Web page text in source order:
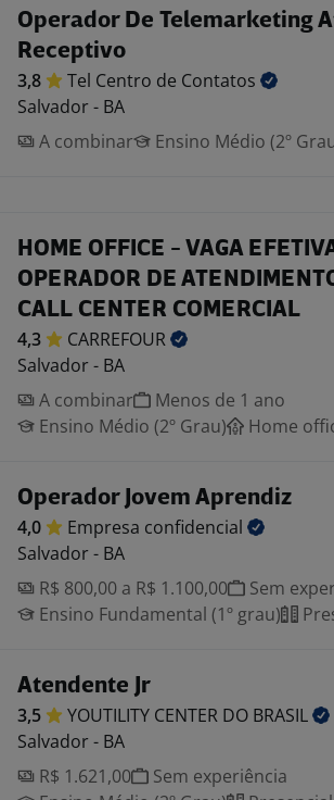
Operador De Telemarketing
Receptivo
3,8 Tel Centro de Contatos
Salvador - BA
A combinar
Ensino Médio (2º
HOME OFFICE - VAGA
OPERADOR DE
CALL CENTER COMERCIAL
4,3
CARREFOUR
Salvador - BA
A combinar
Menos de 1 ano
Ensino Médio (2º Grau)
Home
Operador Jovem Aprendiz
4,0 Empresa confidencial
Salvador - BA
R$ 800,00 a R$ 1.100,00
Sem
Ensino Fundamental (1º grau)
Atendente Jr
3,5 YOUTILITY CENTER DO BRASIL
Salvador - BA
R$ 1.621,00
Sem experiência